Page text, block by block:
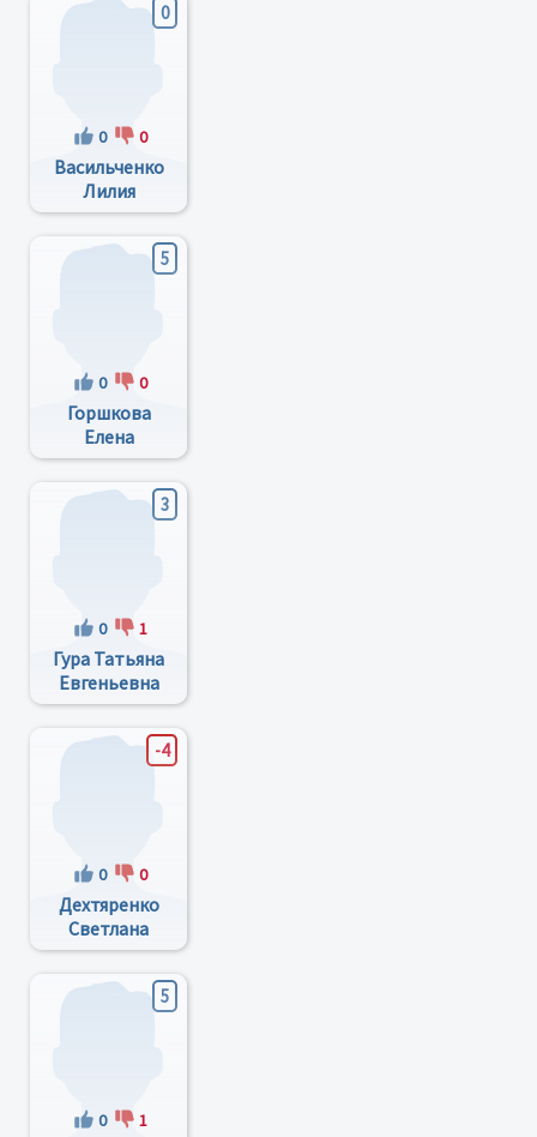
0
0 0
Васильченко
Лилия
Владимировна
5
0 0
Горшкова
Елена
Геннадьевна
3
0 1
Гура Татьяна
Евгеньевна
-4
0 0
Дехтяренко
Светлана
Григорьевна
5
0 1